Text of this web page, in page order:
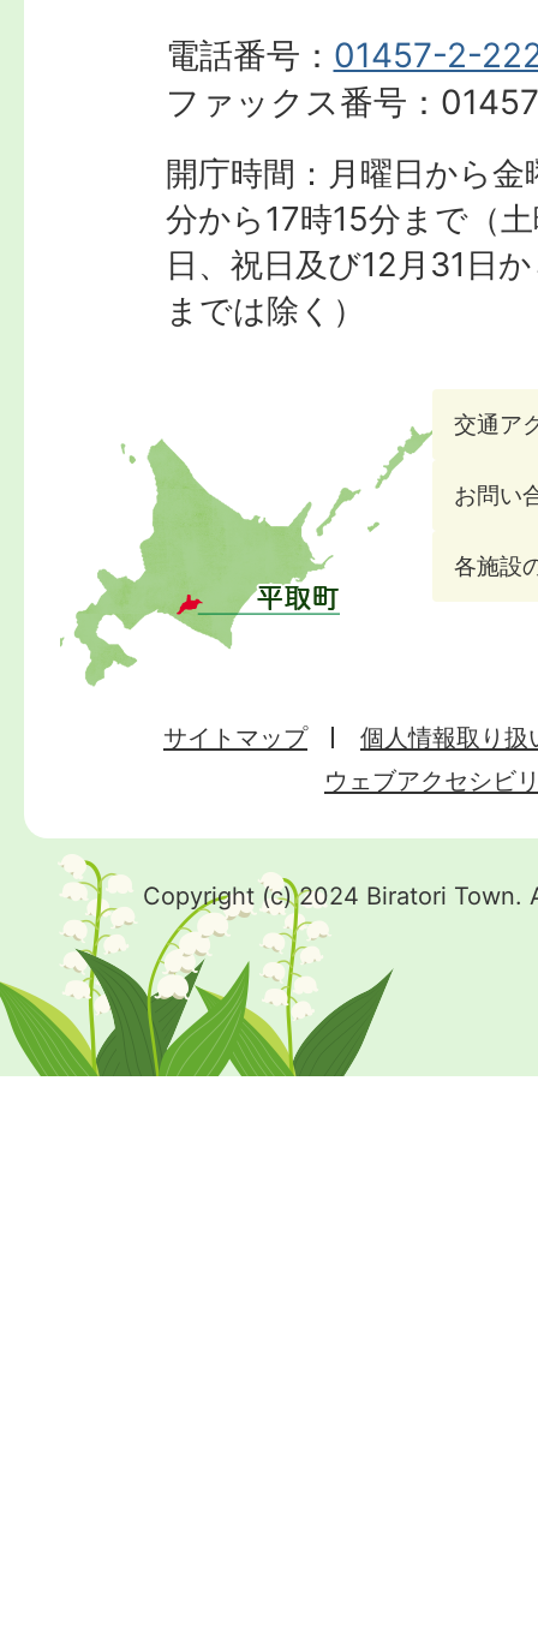
電話番号： 01457-2-
ファックス番号：
開庁時間：月曜日から
分から17時15分まで（
日、祝日及び12月31日
までは除く）
交通ア
お問い
各施設
サイトマップ
個人情報取り扱
ウェブアクセシビ
Copyright (c) 2024 Biratori Town.